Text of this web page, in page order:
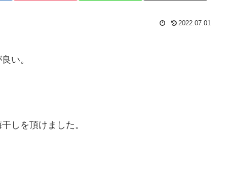
2022.07.01
い。
しを頂けました。